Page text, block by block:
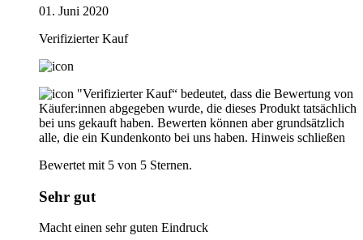
01. Juni 2020
Verifizierter Kauf
"Verifizierter Kauf“ bedeutet, dass die Bewertung von
Käufer:innen abgegeben wurde, die dieses Produkt tatsächlich
bei uns gekauft haben. Bewerten können aber grundsätzlich
alle, die ein Kundenkonto bei uns haben. Hinweis schließen
Bewertet mit 5 von 5 Sternen.
Sehr gut
Macht einen sehr guten Eindruck